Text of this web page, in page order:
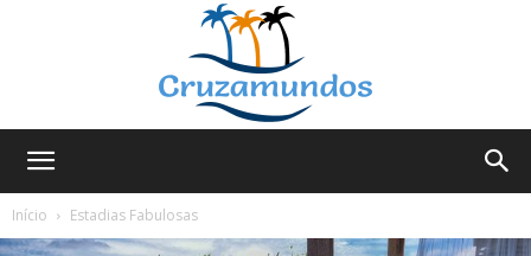
Início
Estadias Fabulosas